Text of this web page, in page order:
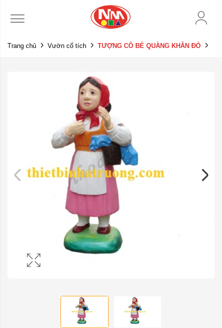
Trang chủ Vườn cổ tích TƯỢNG CÔ BÉ QUÀNG KHĂN ĐỎ